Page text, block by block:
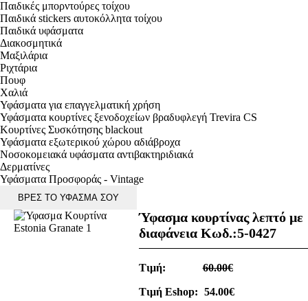
Παιδικές μπορντούρες τοίχου
Παιδικά stickers αυτοκόλλητα τοίχου
Παιδικά υφάσματα
Διακοσμητικά
Μαξιλάρια
Ριχτάρια
Πουφ
Χαλιά
Υφάσματα για επαγγελματική χρήση
Υφάσματα κουρτίνες ξενοδοχείων βραδυφλεγή Trevira CS
Κουρτίνες Συσκότησης blackout
Υφάσματα εξωτερικού χώρου αδιάβροχα
Νοσοκομειακά υφάσματα αντιβακτηριδιακά
Δερματίνες
Υφάσματα Προσφοράς - Vintage
ΒΡΕΣ ΤΟ ΥΦΑΣΜΑ ΣΟΥ
Ύφασμα κουρτίνας λεπτό με
διαφάνεια Κωδ.:5-0427
Τιμή: 60.00€
Τιμή Eshop: 54.00€